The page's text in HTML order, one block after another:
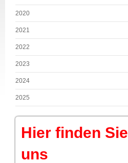
2020
2021
2022
2023
2024
2025
Hier finden Sie
uns